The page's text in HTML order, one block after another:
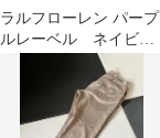
ラルフローレン パープ
ルレーベル ネイビ